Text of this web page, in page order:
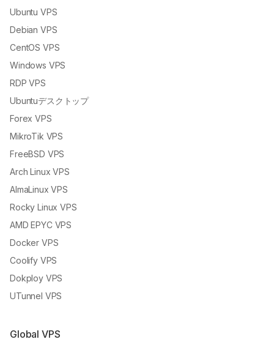
Ubuntu VPS
Debian VPS
CentOS VPS
Windows VPS
RDP VPS
Ubuntuデスクトップ
Forex VPS
MikroTik VPS
FreeBSD VPS
Arch Linux VPS
AlmaLinux VPS
Rocky Linux VPS
AMD EPYC VPS
Docker VPS
Coolify VPS
Dokploy VPS
UTunnel VPS
Global VPS